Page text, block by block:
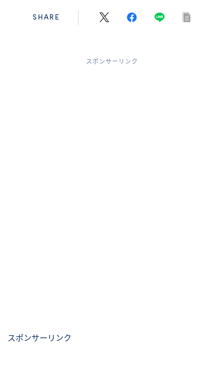
SHARE
スポンサーリンク
スポンサーリンク